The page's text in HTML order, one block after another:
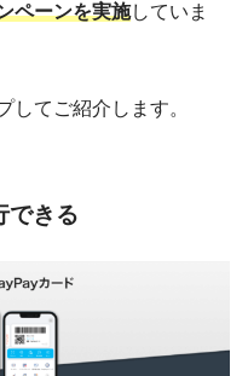
ペーンを実施していま
してご紹介します。
できる